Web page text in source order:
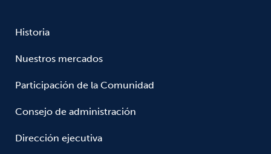
Historia
Nuestros mercados
Participación de la Comunidad
Consejo de administración
Dirección ejecutiva